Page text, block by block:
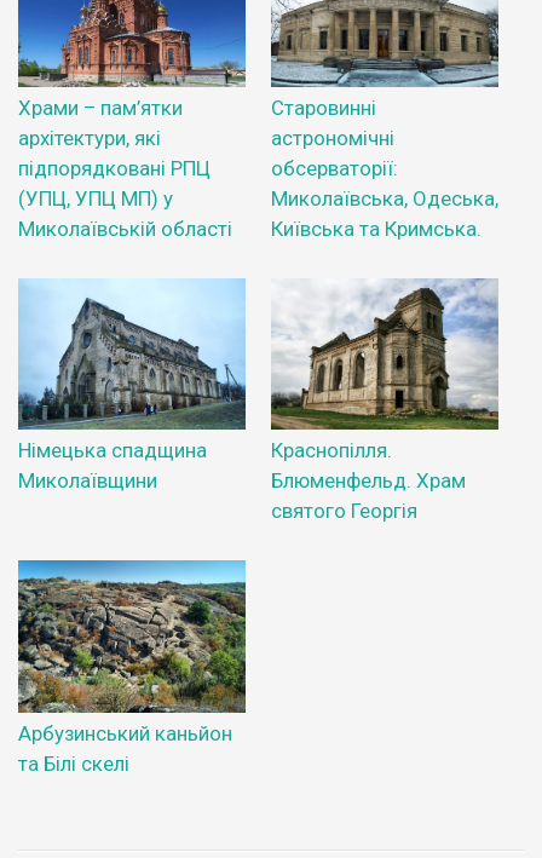
Храми – пам’ятки
архітектури, які
підпорядковані РПЦ
(УПЦ, УПЦ МП) у
Миколаївській області
Старовинні
астрономічні
обсерваторії:
Миколаївська, Одеська,
Київська та Кримська.
Німецька спадщина
Миколаївщини
Краснопілля.
Блюменфельд. Храм
святого Георгія
Арбузинський каньйон
та Білі скелі